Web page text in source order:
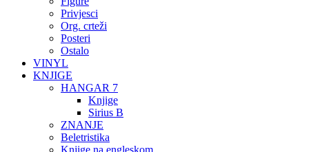
Privjesci
Org. crteži
Posteri
Ostalo
VINYL
KNJIGE
HANGAR 7
Knjige
Sirius B
ZNANJE
Beletristika
Knjige na engleskom